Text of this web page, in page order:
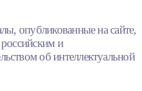
опубликованные на сайте,
и
об интеллектуальной